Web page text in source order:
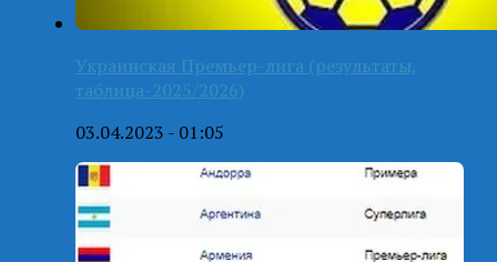
Украинская Премьер-лига (результаты,
таблица-2025/2026)
03.04.2023 - 01:05